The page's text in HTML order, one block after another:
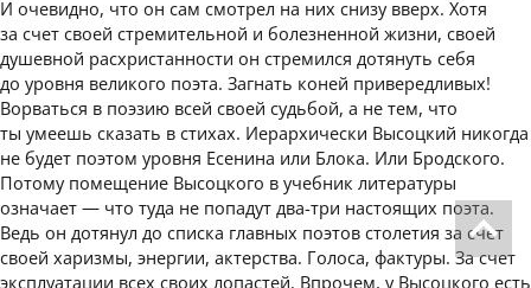
И очевидно, что он сам смотрел на них снизу вверх. Хотя
за счет своей стремительной и болезненной жизни, своей
душевной расхристанности он стремился дотянуть себя
до уровня великого поэта. Загнать коней привередливых!
Ворваться в поэзию всей своей судьбой, а не тем, что
ты умеешь сказать в стихах. Иерархически Высоцкий никогда
не будет поэтом уровня Есенина или Блока. Или Бродского.
Потому помещение Высоцкого в учебник литературы
означает — что туда не попадут два-три настоящих поэта.
Ведь он дотянул до списка главных поэтов столетия за счет
своей харизмы, энергии, актерства. Голоса, фактуры. За счет
эксплуатации всех своих лопастей. Впрочем, у Высоцкого есть